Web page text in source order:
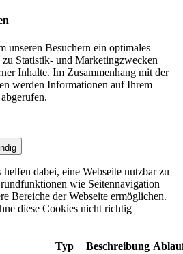
unseren Besuchern ein optimales
Statistik- und Marketingzwecken
Inhalte. Im Zusammenhang mit der
werden Informationen auf Ihrem
dabei, eine Webseite nutzbar zu
wie Seitennavigation
Bereiche der Webseite ermöglichen.
diese Cookies nicht richtig
Typ Beschreibung